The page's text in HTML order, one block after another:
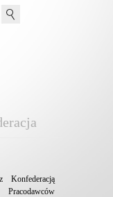
Konfederacją